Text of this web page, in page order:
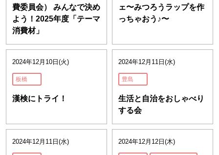
費委員会） みんなで決め
よう！2025年度「テーマ
消費材」
ェ〜みつろうラップを作
っちゃおう♪〜
2024年12月10日(火)
板橋
漢検にトライ！
2024年12月11日(水)
豊島
生活と自治をおしゃべり
する会
2024年12月11日(水) 2024年12月12日(木)